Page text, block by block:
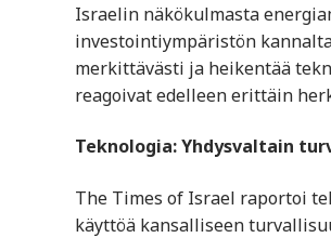
Israelin näkökulmasta
investointiympäristön
merkittävästi ja heikentää
reagoivat edelleen erittäin
Teknologia: Yhdysvaltain
The Times of Israel raportoi
käyttöä kansalliseen